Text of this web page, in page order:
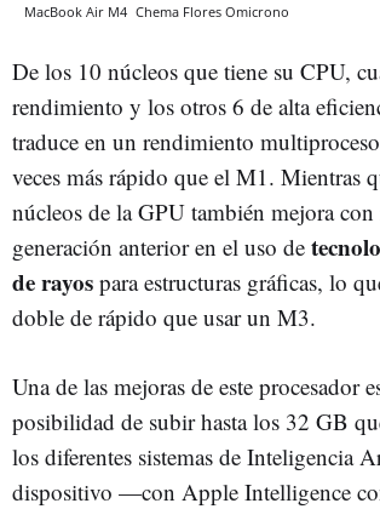
MacBook Air M4 Chema Flores Omicrono
De los 10 núcleos que tiene su CPU,
rendimiento y los otros 6 de alta
traduce en un rendimiento
veces más rápido que el M1. Mientras
núcleos de la GPU también mejora con
generación anterior en el uso de
de rayos para estructuras gráficas, lo
doble de rápido que usar un M3.
Una de las mejoras de este procesador
posibilidad de subir hasta los 32 GB
los diferentes sistemas de Inteligencia
dispositivo —con Apple Intelligence